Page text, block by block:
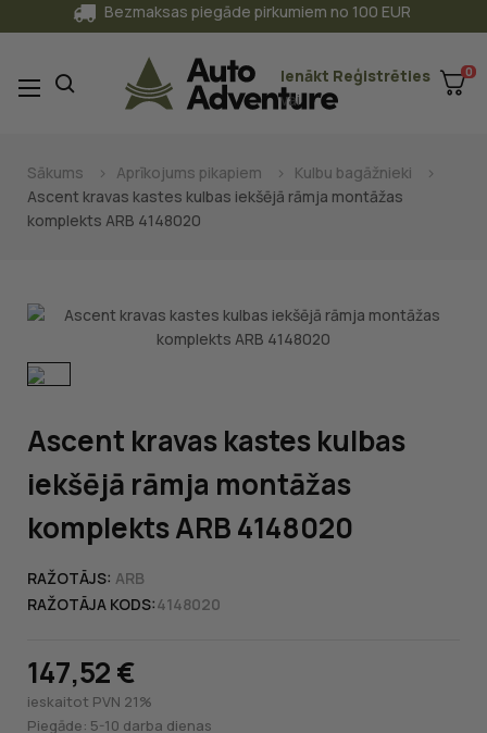
Bezmaksas piegāde pirkumiem no 100 EUR
Ienākt
vai
Reģistrēties 0
Toggle
navigation
☰
Sākums Aprīkojums pikapiem
Kulbu bagāžnieki
Ascent kravas kastes kulbas iekšējā rāmja montāžas
komplekts ARB 4148020
Ascent kravas kastes kulbas
iekšējā rāmja montāžas
komplekts ARB 4148020
RAŽOTĀJS: ARB
RAŽOTĀJA KODS:4148020
147,52 €
ieskaitot PVN 21%
Piegāde: 5-10 darba dienas